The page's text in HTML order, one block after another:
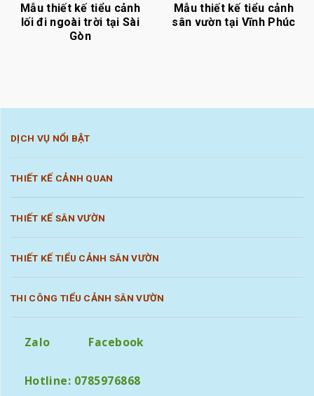
Mẫu thiết kế tiểu cảnh
lối đi ngoài trời tại Sài
Gòn
Mẫu thiết kế tiểu cảnh
sân vườn tại Vĩnh Phúc
DỊCH VỤ NỔI BẬT
THIẾT KẾ CẢNH QUAN
THIẾT KẾ SÂN VƯỜN
THIẾT KẾ TIỂU CẢNH SÂN VƯỜN
THI CÔNG TIỂU CẢNH SÂN VƯỜN
Zalo Facebook
Hotline: 0785976868